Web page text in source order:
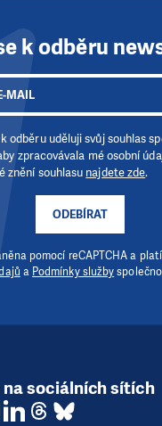
k odběru
ODEBÍRAT
odběru uděluji svůj souhlas
zpracovávala mé osobní
znění souhlasu najdete zde.
pomocí reCAPTCHA a
a Podmínky služby
sociálních sítích